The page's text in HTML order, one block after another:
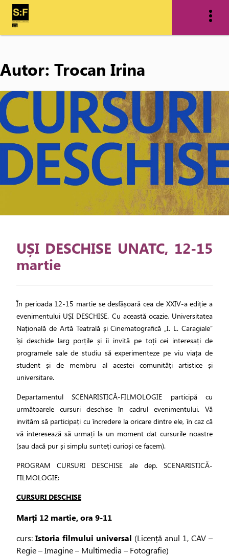
Autor: Trocan Irina
UȘI DESCHISE UNATC, 12-15
martie
În perioada 12-15 martie se desfășoară cea de XXIV-a ediție a
evenimentului UȘI DESCHISE. Cu această ocazie, Universitatea
Națională de Artă Teatrală și Cinematografică „I. L. Caragiale”
își deschide larg porțile și îi invită pe toți cei interesați de
programele sale de studiu să experimenteze pe viu viața de
student și de membru al acestei comunități artistice și
universitare.
Departamentul SCENARISTICĂ-FILMOLOGIE participă cu
următoarele cursuri deschise în cadrul evenimentului. Vă
invităm să participați cu încredere la oricare dintre ele, în caz că
vă interesează să urmați la un moment dat cursurile noastre
(sau dacă pur și simplu sunteți curioși ce facem).
PROGRAM CURSURI DESCHISE ale dep. SCENARISTICĂ-
FILMOLOGIE:
CURSURI DESCHISE
Marți 12 martie, ora 9-11
curs: Istoria filmului universal (Licență anul 1, CAV –
Regie – Imagine – Multimedia – Fotografie)